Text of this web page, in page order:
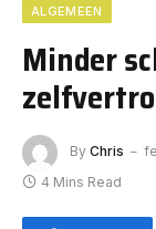
ALGEMEEN
Minder
By Chris
4 Mins Read